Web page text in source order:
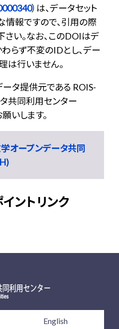
）は、データセット
報ですので、引用の際
い。なお、このDOIはデ
らず不変のIDとし、デー
は行いません。
タ提供元である ROIS-
共同利用センター
いします。
オープンデータ共同
ントリンク
English